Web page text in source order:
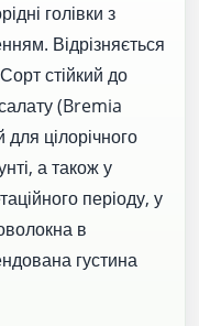
голівки з
Відрізняється
стійкий до
(Bremia
цілорічного
а також у
періоду, у
в
густина